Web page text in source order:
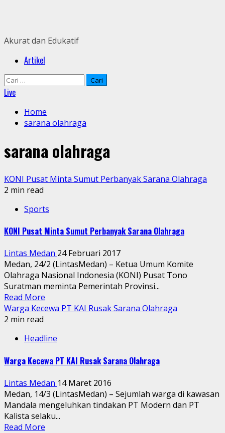
Akurat dan Edukatif
PrimaryArtikel
Cari
untuk:
Live
Home
sarana olahraga
sarana olahraga
KONI Pusat Minta Sumut Perbanyak Sarana Olahraga
2 min read
Sports
KONI Pusat Minta Sumut Perbanyak Sarana Olahraga
Lintas Medan 24 Februari 2017
Medan, 24/2 (LintasMedan) – Ketua Umum Komite
Olahraga Nasional Indonesia (KONI) Pusat Tono
Suratman meminta Pemerintah Provinsi...
Read More
Warga Kecewa PT KAI Rusak Sarana Olahraga
2 min read
Headline
Warga Kecewa PT KAI Rusak Sarana Olahraga
Lintas Medan 14 Maret 2016
Medan, 14/3 (LintasMedan) – Sejumlah warga di kawasan
Mandala mengeluhkan tindakan PT Modern dan PT
Kalista selaku...
Read More